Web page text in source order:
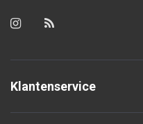
Klantenservice